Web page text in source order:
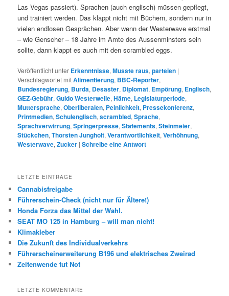
Las Vegas passiert). Sprachen (auch englisch) müssen gepflegt,
und trainiert werden. Das klappt nicht mit Büchern, sondern nur in
vielen endlosen Gesprächen. Aber wenn der Westerwave erstmal
– wie Genscher – 18 Jahre im Amte des Aussenminsters sein
sollte, dann klappt es auch mit den scrambled eggs.
Veröffentlicht unter Erkenntnisse,Musste raus,parteien |
Verschlagwortet mitAlimentierung, BBC-Reporter,
Bundesregierung, Burda, Desaster, Diplomat, Empörung, Englisch,
GEZ-Gebühr,Guido Westerwelle,Häme, Legislaturperiode,
Muttersprache,Oberliberalen, Peinlichkeit, Pressekonferenz,
Printmedien,Schulenglisch,scrambled,Sprache,
Sprachverwirrung,Springerpresse,Statements,Steinmeier,
Stückchen,Thorsten Jungholt,Verantwortlichkeit,Verhöhnung,
Westerwave,Zucker |Schreibe eine Antwort
LETZTE EINTRÄGE
Cannabisfreigabe
Führerschein-Check (nicht nur für Ältere!)
Honda Forza das Mittel der Wahl.
SEAT MO 125 in Hamburg – will man nicht!
Klimakleber
Die Zukunft des Individualverkehrs
Führerscheinerweiterung B196 und elektrisches Zweirad
Zeitenwende tut Not
LETZTE KOMMENTARE